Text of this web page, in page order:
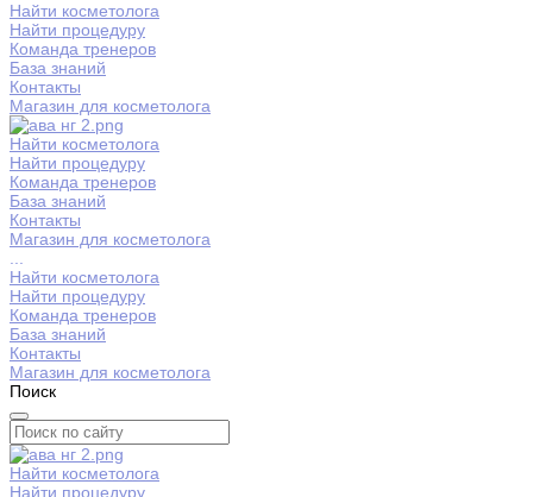
Найти косметолога
Найти процедуру
Команда тренеров
База знаний
Контакты
Магазин для косметолога
Найти косметолога
Найти процедуру
Команда тренеров
База знаний
Контакты
Магазин для косметолога
Найти косметолога
Найти процедуру
Команда тренеров
База знаний
Контакты
Магазин для косметолога
Поиск
Найти косметолога
Найти процедуру